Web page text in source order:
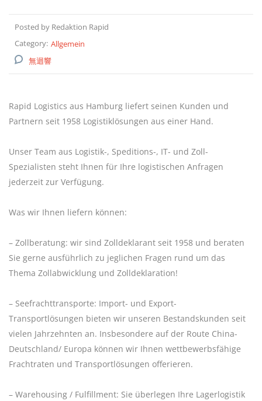
Posted by Redaktion Rapid
Category: Allgemein
無迴響
Rapid Logistics aus Hamburg liefert seinen Kunden und
Partnern seit 1958 Logistiklösungen aus einer Hand.
Unser Team aus Logistik-, Speditions-, IT- und Zoll-
Spezialisten steht Ihnen für Ihre logistischen Anfragen
jederzeit zur Verfügung.
Was wir Ihnen liefern können:
– Zollberatung: wir sind Zolldeklarant seit 1958 und beraten
Sie gerne ausführlich zu jeglichen Fragen rund um das
Thema Zollabwicklung und Zolldeklaration!
– Seefrachttransporte: Import- und Export-
Transportlösungen bieten wir unseren Bestandskunden seit
vielen Jahrzehnten an. Insbesondere auf der Route China-
Deutschland/ Europa können wir Ihnen wettbewerbsfähige
Frachtraten und Transportlösungen offerieren.
– Warehousing / Fulfillment: Sie überlegen Ihre Lagerlogistik